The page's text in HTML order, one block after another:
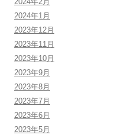
2024年1月
2023年12月
2023年11月
2023年10月
2023年9月
2023年8月
2023年7月
2023年6月
2023年5月